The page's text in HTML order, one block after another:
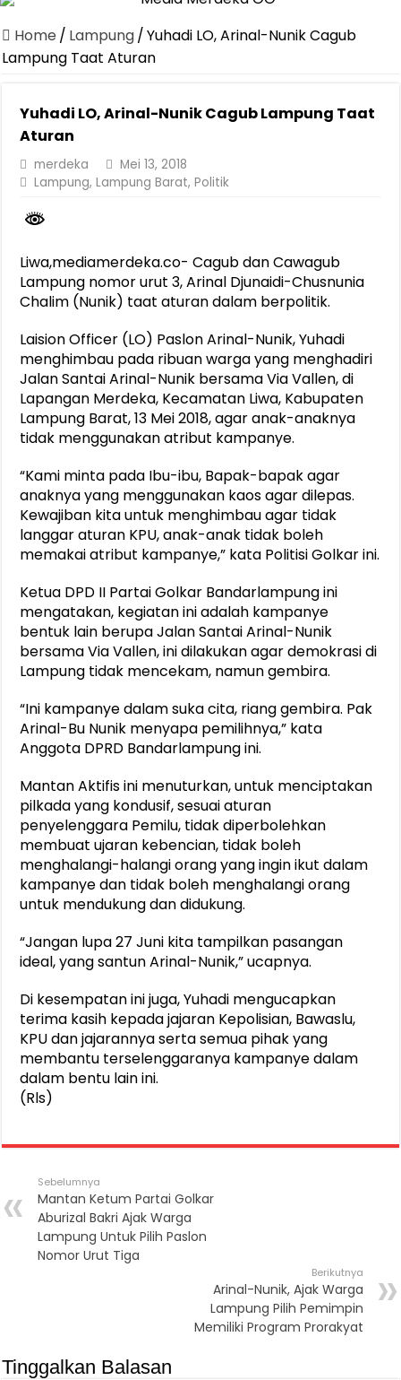
Canangkan Desa TAPIS dan Luncurkan Sekolah Lansia di
Pemprov Lampung Berhasil Kendalikan Inflasi, Jadi Provinsi
Dirut Jasa Raharja Dampingi Wamenhub Tinjau Penanganan
Pastikan Pelayanan Maksimal, Direksi Jasa Raharja Tinjau Korban
Dirut Jasa Raharja Dampingi Wamenhub Tinjau Penanganan
Purnama Wulan Sari Mirza Buka SiSeSa Roadshow Lampung
Home / Lampung/Yuhadi LO, Arinal-Nunik Cagub
Lampung Taat Aturan
Yuhadi LO, Arinal-Nunik Cagub Lampung Taat
Aturan
merdeka
Mei 13, 2018
Lampung,Lampung Barat,Politik
Liwa,mediamerdeka.co- Cagub dan Cawagub
Lampung nomor urut 3, Arinal Djunaidi-Chusnunia
Chalim (Nunik) taat aturan dalam berpolitik.
Laision Officer (LO) Paslon Arinal-Nunik, Yuhadi
menghimbau pada ribuan warga yang menghadiri
Jalan Santai Arinal-Nunik bersama Via Vallen, di
Lapangan Merdeka, Kecamatan Liwa, Kabupaten
Lampung Barat, 13 Mei 2018, agar anak-anaknya
tidak menggunakan atribut kampanye.
“Kami minta pada Ibu-ibu, Bapak-bapak agar
anaknya yang menggunakan kaos agar dilepas.
Kewajiban kita untuk menghimbau agar tidak
langgar aturan KPU, anak-anak tidak boleh
memakai atribut kampanye,” kata Politisi Golkar ini.
Ketua DPD II Partai Golkar Bandarlampung ini
mengatakan, kegiatan ini adalah kampanye
bentuk lain berupa Jalan Santai Arinal-Nunik
bersama Via Vallen, ini dilakukan agar demokrasi di
Lampung tidak mencekam, namun gembira.
“Ini kampanye dalam suka cita, riang gembira. Pak
Arinal-Bu Nunik menyapa pemilihnya,” kata
Anggota DPRD Bandarlampung ini.
Mantan Aktifis ini menuturkan, untuk menciptakan
pilkada yang kondusif, sesuai aturan
penyelenggara Pemilu, tidak diperbolehkan
membuat ujaran kebencian, tidak boleh
menghalangi-halangi orang yang ingin ikut dalam
kampanye dan tidak boleh menghalangi orang
untuk mendukung dan didukung.
“Jangan lupa 27 Juni kita tampilkan pasangan
ideal, yang santun Arinal-Nunik,” ucapnya.
Di kesempatan ini juga, Yuhadi mengucapkan
terima kasih kepada jajaran Kepolisian, Bawaslu,
KPU dan jajarannya serta semua pihak yang
membantu terselenggaranya kampanye dalam
dalam bentu lain ini.
(Rls)
Sebelumnya
Mantan Ketum Partai Golkar
Aburizal Bakri Ajak Warga
Lampung Untuk Pilih Paslon
Nomor Urut Tiga
Berikutnya
Arinal-Nunik, Ajak Warga
Lampung Pilih Pemimpin
Memiliki Program Prorakyat
Tinggalkan Balasan